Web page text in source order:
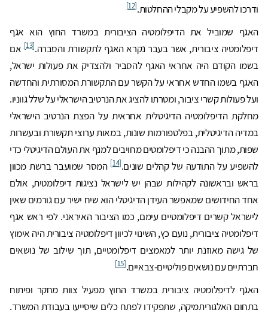
ודרכו להשפיע על מקבלי ההחלטות.[12]
האגף שמוביל את הדיפלומטיה הציבורית במשרד החוץ הוא אגף
דיפלומטיה ציבורית, אשר בעבר נקרא האגף לתקשורת והסברה.[13]
אם
בשמו הקודם היה אחראי האגף להסביר ולהצדיק את פעולות ישראל,
האגף בשמו החדש אחראי על הקשר עם התקשורת המסורתית והחדשה
ועל פעולות קשרי ציבור, ומטרתו להציג את הנרטיב הישראלי על שלל גווניו.
מחלקת הדיפלומטיה הדיגיטלית אחראית על הפצת הנרטיב הישראלי
במדיה הדיגיטלית, בפלטפורמות שונות, במאות ערוצי תקשורת ובעשרות
שפות, מתוך ההבנה כי דיפלומטים מחויבים למנף את העולם הדיגיטלי כדי
להשפיע על התודעה של קהלים שונים.[14]
המסר שמועבר ברשת מכוון
בראש ובראשונה לקהילות שבהן יש לישראל נציגות דיפלומטית, אולם
אחד החידושים שמאפשר העידן הדיגיטלי הוא שיח ישיר עם גורמים שאין
לישראל קשרים דיפלומטיים עימם, כמו הציבור האיראני. לפי ראש אגף
דיפלומטיה ציבורית, נועם כץ, השינוי לכיוון דיפלומטיה ציבורית היה אימוץ
של גישה מאוזנת יותר למאמצים דיפלומטיים, תוך שילוב של נושאים
חברתיים עם נושאים פוליטיים-צבאיים.[15]
האגף לדיפלומטיה ציבורית במשרד החוץ מפעיל צוות מחקר ופיתוח
בתחום האלגוריתמיקה, שתפקידו לפתח כלים שיסייעו בעבודת המשרד.